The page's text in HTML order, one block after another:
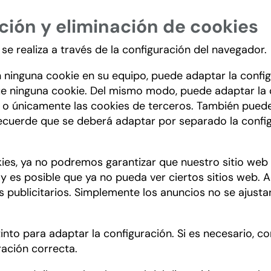
y eliminación de cookies
realiza a través de la configuración del navegador.
cookie en su equipo, puede adaptar la
ninguna cookie. Del mismo modo, puede adaptar
únicamente las cookies de terceros. También
que se deberá adaptar por separado la
ya no podremos garantizar que nuestro sitio
es posible que ya no pueda ver ciertos sitios web.
publicitarios. Simplemente los anuncios no se
para adaptar la configuración. Si es necesario,
correcta.